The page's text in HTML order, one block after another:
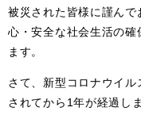
被災された皆様に謹ん
心・安全な社会生活の確
ます。
さて、新型コロナウイ
されてから1年が経過し